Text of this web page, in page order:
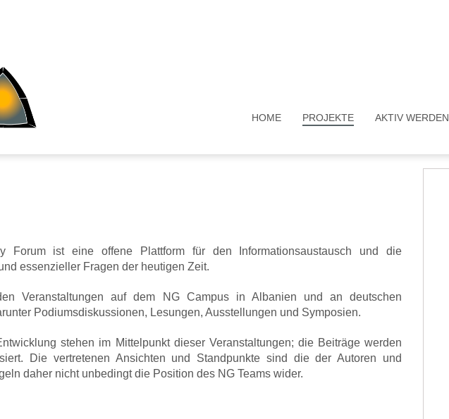
HOME PROJEKTE AKTIV WERDEN
Forum ist eine offene Plattform für den Informationsaustausch und die
essenzieller Fragen der heutigen Zeit.
Veranstaltungen auf dem NG Campus in Albanien und an deutschen
Podiumsdiskussionen, Lesungen, Ausstellungen und Symposien.
stehen im Mittelpunkt dieser Veranstaltungen; die Beiträge werden
Die vertretenen Ansichten und Standpunkte sind die der Autoren und
daher nicht unbedingt die Position des NG Teams wider.